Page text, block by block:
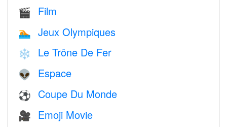
🎬 Film
🏊 Jeux Olympiques
❄️ Le Trône De Fer
👽 Espace
⚽ Coupe Du Monde
🎥 Emoji Movie